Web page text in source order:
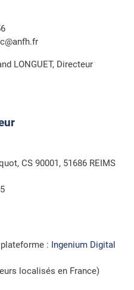
LONGUET, Directeur
CS 90001, 51686 REIMS
: Ingenium Digital
localisés en France)